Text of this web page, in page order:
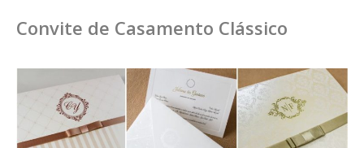
Convite de Casamento Clássico